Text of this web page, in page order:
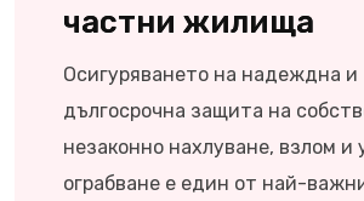
частни жилища
Осигуряването на надеждна и
дългосрочна защита на
незаконно нахлуване, взлом
ограбване е един от най-